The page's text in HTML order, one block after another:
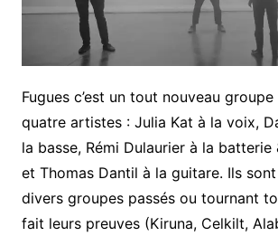
Fugues c’est un tout nouveau
quatre artistes : Julia Kat à la voix,
la basse, Rémi Dulaurier à la batterie
et Thomas Dantil à la guitare. Ils
divers groupes passés ou tournant
fait leurs preuves (Kiruna, Celkilt,